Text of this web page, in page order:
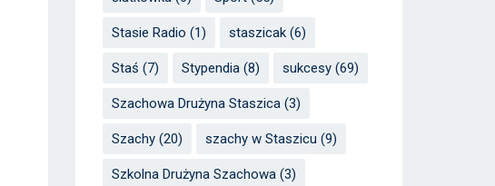
Stasie Radio (1) staszicak (6)
Staś (7) Stypendia (8) sukcesy (69)
Szachowa Drużyna Staszica (3)
Szachy (20) szachy w Staszicu (9)
Szkolna Drużyna Szachowa (3)